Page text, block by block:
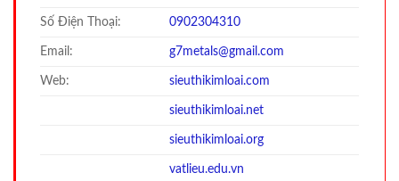
Số Điện Thoại: 0902304310
Email: g7metals@gmail.com
Web: sieuthikimloai.com
sieuthikimloai.net
sieuthikimloai.org
vatlieu.edu.vn